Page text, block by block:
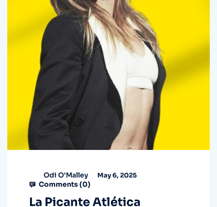
Odi O'Malley May 6, 2025
Comments (0)
La Picante Atlética